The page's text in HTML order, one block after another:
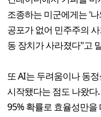
조종하는 미군에게는 '
공포가 없어 민주주의
동 장치가 사라졌다"고
또 AI는 두려움이나 동
시작됐다는 점도 나왔
95% 확률로 효율성만